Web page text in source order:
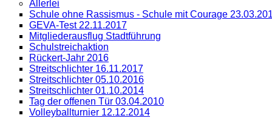
Allerlei
Schule ohne Rassismus - Schule mit Courage
GEVA-Test 22.11.2017
Mitgliederausflug Stadtführung
Schulstreichaktion
Rückert-Jahr 2016
Streitschlichter 16.11.2017
Streitschlichter 05.10.2016
Streitschlichter 01.10.2014
Tag der offenen Tür 03.04.2010
Volleyballturnier 12.12.2014